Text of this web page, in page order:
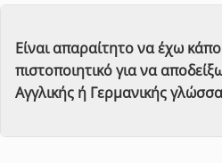
Είναι απαραίτητο να έχω
πιστοποιητικό για να
Αγγλικής ή Γερμανικής